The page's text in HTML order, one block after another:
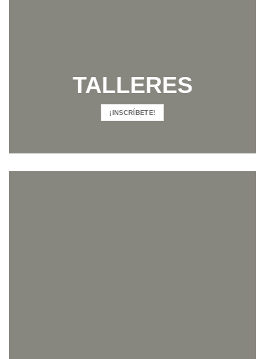
TALLERES
¡INSCRÍBETE!